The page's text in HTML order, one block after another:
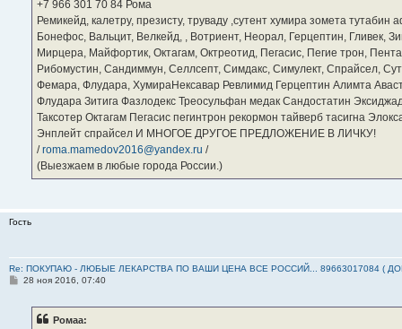
‪+7 966 301 70 84‬ Рома
Ремикейд, калетру, презисту, труваду ,сутент хумира зомета
Бонефос, Вальцит, Велкейд, , Вотриент, Неорал, Герцептин, Гливек,
Мирцера, Майфортик, Октагам, Октреотид, Пегасис, Пегие трон,
Рибомустин, Сандиммун, Селлсепт, Симдакс, Симулект, Спрайсел,
Фемара, Флудара, ХумираНексавар Ревлимид Герцептин Алимта
Флудара Зитига Фазлодекс Треосульфан медак Сандостатин
Таксотер Октагам Пегасис пегинтрон рекормон тайверб тасигна
Энплейт спрайсел И МНОГОЕ ДРУГОЕ ПРЕДЛОЖЕНИЕ В ЛИЧКУ!
/roma.mamedov2016@yandex.ru /
(Выезжаем в любые города России.)
Гость
Re: ПОКУПАЮ - ЛЮБЫЕ ЛЕКАРСТВА ПО ВАШИ ЦЕНА ВСЕ РОССИЙ... 89663017084 (
С28 ноя 2016, 07:40
Ромаа: